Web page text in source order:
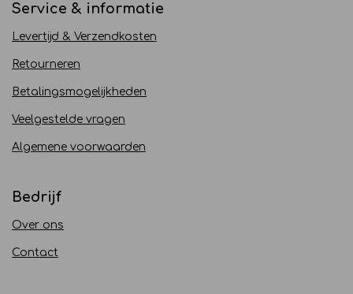
Service & informatie
Levertijd & Verzendkosten
Retourneren
Betalingsmogelijkheden
Veelgestelde vragen
Algemene voorwaarden
Bedrijf
Over ons
Contact